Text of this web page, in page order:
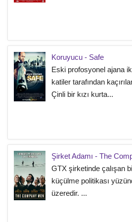
Koruyucu - Safe
Eski profosyonel ajana
katiler tarafından
Çinli bir kızı kurta...
Şirket Adamı - The
GTX şirketinde çalışan
küçülme politikası
üzeredir. ...